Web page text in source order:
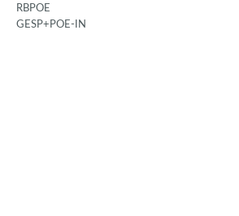
RBPOE
GESP+POE-IN